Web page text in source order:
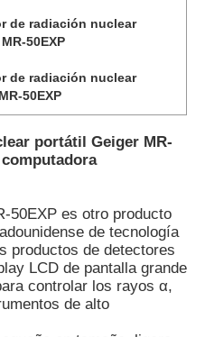
de radiación nuclear
50EXP
de radiación nuclear
50EXP
portátil Geiger MR-
50EXP es otro producto
de tecnología
productos de detectores
LCD de pantalla grande
controlar los rayos α,
de alto